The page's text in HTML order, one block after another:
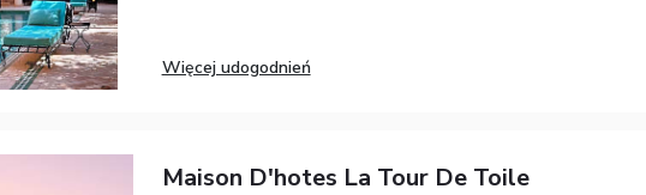
Więcej udogodnień
Maison D'hotes La Tour De Toile